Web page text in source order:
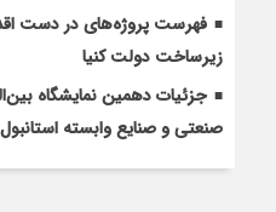
فهرست پروژه‌های در دست
زیرساخت دولت کنیا
جزئیات دهمین نمایشگاه
صنعتی و صنایع وابسته استانبول ۲۰۲۶